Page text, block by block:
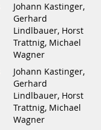
Johann Kastinger,
Gerhard
Lindlbauer, Horst
Trattnig, Michael
Wagner
Johann Kastinger,
Gerhard
Lindlbauer, Horst
Trattnig, Michael
Wagner